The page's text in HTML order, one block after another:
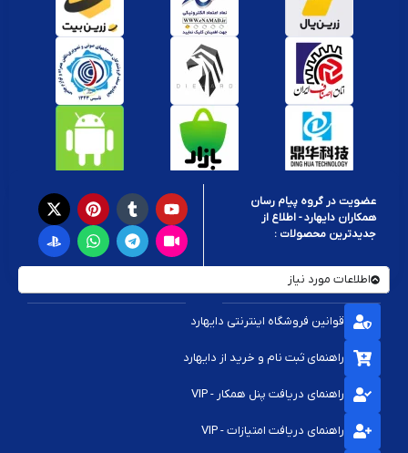
عضویت در گروه پیام رسان
همکاران دایهارد - اطلاع از
جدیدترین محصولات :
اطلاعات مورد نیاز
قوانین فروشگاه اینترنتی دایهارد
راهنمای ثبت نام و خرید از دایهارد
راهنمای دریافت پنل همکار - VIP
راهنمای دریافت امتیازات - VIP